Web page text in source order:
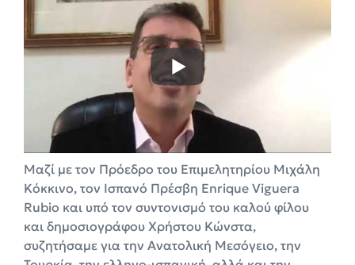
Μαζί με τον Πρόεδρο του Επιμελητηρίου Μιχάλη
Κόκκινο, τον Ισπανό Πρέσβη Enrique Viguera
Rubio και υπό τον συντονισμό του καλού φίλου
και δημοσιογράφου Χρήστου Κώνστα,
συζητήσαμε για την Ανατολική Μεσόγειο, την